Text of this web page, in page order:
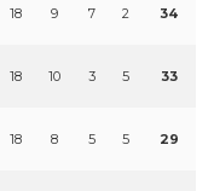
18 9 7 2 34
18 10 3 5 33
18 8 5 5 29